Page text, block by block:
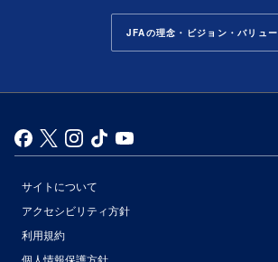
JFAの理念・ビジョン・バリュー
サイトについて
アクセシビリティ方針
利用規約